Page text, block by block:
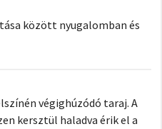
között nyugalomban és
végighúzódó taraj. A
kersztül haladva érik el a